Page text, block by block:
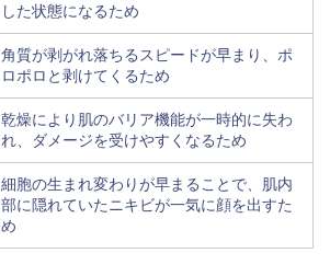
した状態になるため
角質が剥がれ落ちるスピードが早まり、ポ
ロポロと剥けてくるため
乾燥により肌のバリア機能が一時的に失わ
れ、ダメージを受けやすくなるため
細胞の生まれ変わりが早まることで、肌内
部に隠れていたニキビが一気に顔を出すた
め